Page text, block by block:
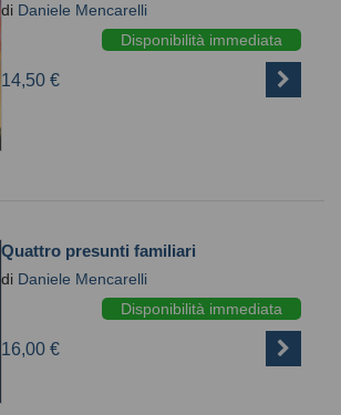
di Daniele Mencarelli
Disponibilità immediata
14,50 €
Quattro presunti familiari
di Daniele Mencarelli
Disponibilità immediata
16,00 €